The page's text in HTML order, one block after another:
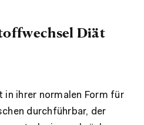
Diät
in ihrer normalen Form für
durchführbar, der